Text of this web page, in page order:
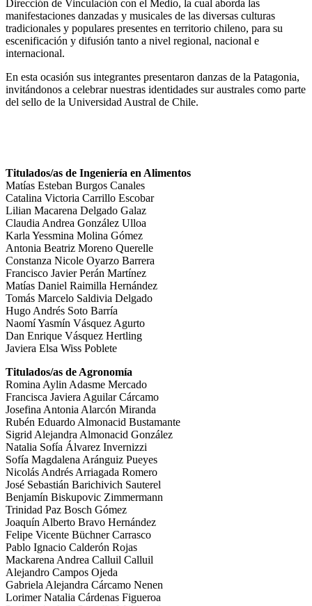
Dirección de Vinculación con el Medio, la cual aborda las
manifestaciones danzadas y musicales de las diversas culturas
tradicionales y populares presentes en territorio chileno, para su
escenificación y difusión tanto a nivel regional, nacional e
internacional.
En esta ocasión sus integrantes presentaron danzas de la Patagonia,
invitándonos a celebrar nuestras identidades sur australes como parte
del sello de la Universidad Austral de Chile.
Titulados/as de Ingeniería en Alimentos
Matías Esteban Burgos Canales
Catalina Victoria Carrillo Escobar
Lilian Macarena Delgado Galaz
Claudia Andrea González Ulloa
Karla Yessmina Molina Gómez
Antonia Beatriz Moreno Querelle
Constanza Nicole Oyarzo Barrera
Francisco Javier Perán Martínez
Matías Daniel Raimilla Hernández
Tomás Marcelo Saldivia Delgado
Hugo Andrés Soto Barría
Naomí Yasmín Vásquez Agurto
Dan Enrique Vásquez Hertling
Javiera Elsa Wiss Poblete
Titulados/as de Agronomía
Romina Aylin Adasme Mercado
Francisca Javiera Aguilar Cárcamo
Josefina Antonia Alarcón Miranda
Rubén Eduardo Almonacid Bustamante
Sigrid Alejandra Almonacid González
Natalia Sofía Álvarez Invernizzi
Sofía Magdalena Aránguiz Pueyes
Nicolás Andrés Arriagada Romero
José Sebastián Barichivich Sauterel
Benjamín Biskupovic Zimmermann
Trinidad Paz Bosch Gómez
Joaquín Alberto Bravo Hernández
Felipe Vicente Büchner Carrasco
Pablo Ignacio Calderón Rojas
Mackarena Andrea Calluil Calluil
Alejandro Campos Ojeda
Gabriela Alejandra Cárcamo Nenen
Lorimer Natalia Cárdenas Figueroa